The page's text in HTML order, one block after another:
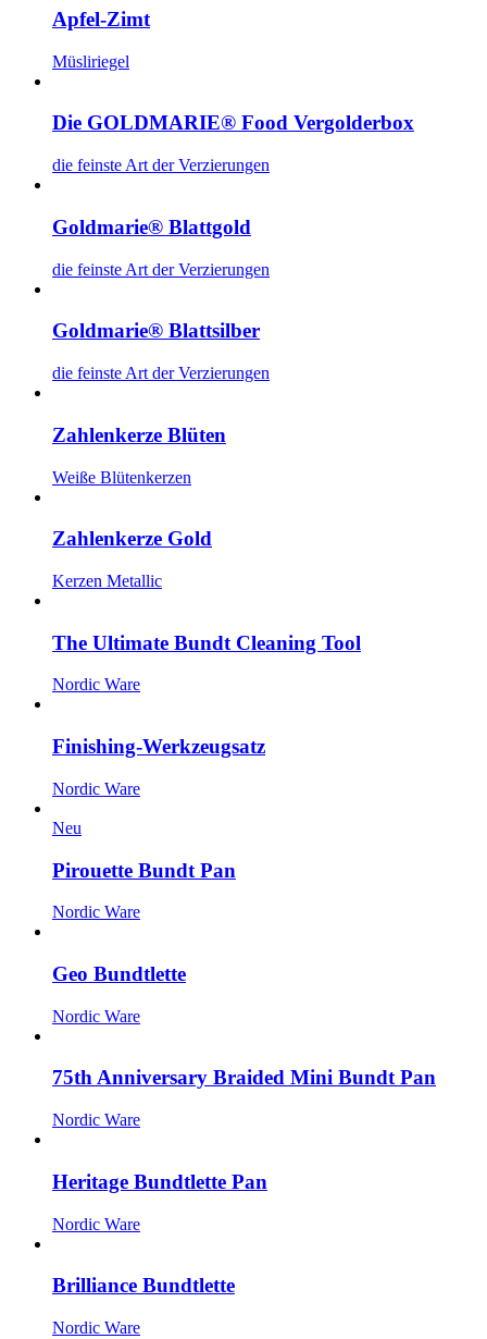
Apfel-Zimt
Müsliriegel
Die GOLDMARIE® Food Vergolderbox
die feinste Art der Verzierungen
Goldmarie® Blattgold
die feinste Art der Verzierungen
Goldmarie® Blattsilber
die feinste Art der Verzierungen
Zahlenkerze Blüten
Weiße Blütenkerzen
Zahlenkerze Gold
Kerzen Metallic
The Ultimate Bundt Cleaning Tool
Nordic Ware
Finishing-Werkzeugsatz
Nordic Ware
Neu
Pirouette Bundt Pan
Nordic Ware
Geo Bundtlette
Nordic Ware
75th Anniversary Braided Mini Bundt Pan
Nordic Ware
Heritage Bundtlette Pan
Nordic Ware
Brilliance Bundtlette
Nordic Ware